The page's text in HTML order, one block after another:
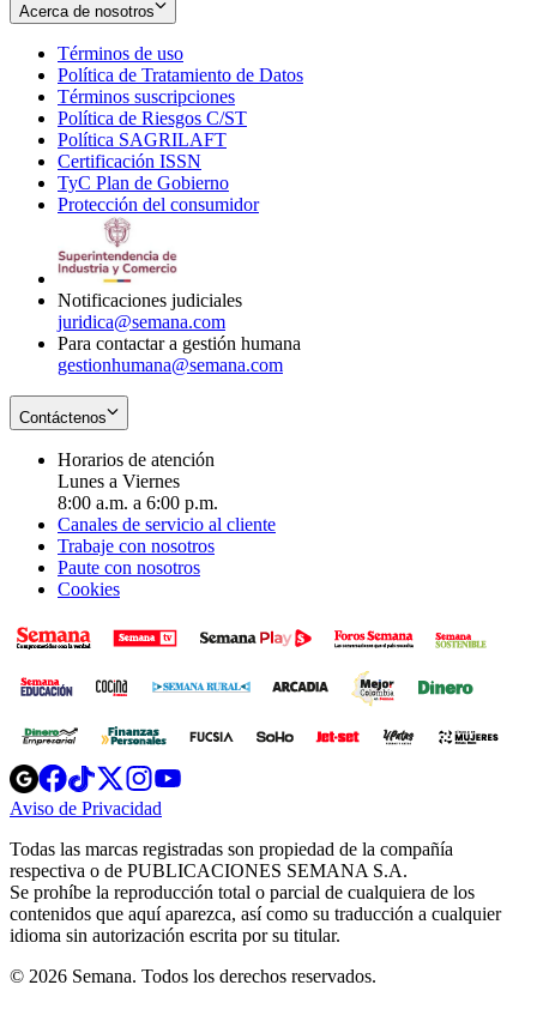
Acerca de nosotros
Términos de uso
in
new
window
Política de Tratamiento de Datos
Términos suscripciones
in
Política de Riesgos C/ST
Política SAGRILAFT
new
window
Certificación ISSN
in
new
TyC Plan de Gobierno
in
Protección del consumidorOpens
Notificaciones judiciales
juridica@semana.com
Para contactar a gestión humana
gestionhumana@semana.com
Contáctenos
Horarios de atención
Lunes a Viernes
8:00 a.m. a 6:00 p.m.
Canales de servicio al cliente
Trabaje con nosotros
Paute con nosotros
Cookies
Opens
in
new
Opens
in
new
Opens
in
new
window
Opens
new
windowwindow
Aviso de Privacidad
new
window
Todas las marcas registradas son propiedad de la compañía
respectiva o de PUBLICACIONES SEMANA S.A.
Se prohíbe la reproducción total o parcial de cualquiera de los
contenidos que aquí aparezca, así como su traducción a cualquier
idioma sin autorización escrita por su titular.
© 2026 Semana. Todos los derechos reservados.